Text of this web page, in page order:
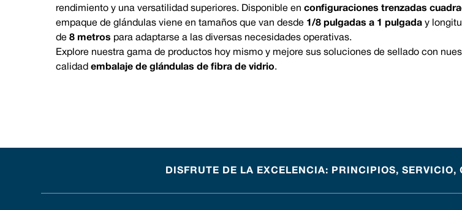
rendimiento y una versatilidad superiores. Disponible enconfiguraciones trenzadas
empaque de glándulas viene en tamaños que van desde 1/8 pulgadas a 1 pulgada y
de8 metros para adaptarse a las diversas necesidades operativas.
Explore nuestra gama de productos hoy mismo y mejore sus soluciones de sellado con
calidadembalaje de glándulas de fibra de vidrio.
DISFRUTE DE LA EXCELENCIA: PRINCIPIOS,